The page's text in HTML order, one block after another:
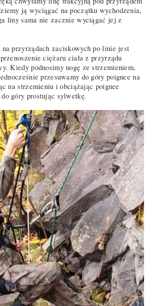
ją wyciągać na początku wychodzenia,
liny sama nie zacznie wyciągać jej z
przyrządach zaciskowych po linie jest
ciężaru ciała z przyrządu
Kiedy podnosimy nogę ze strzemieniem,
przesuwamy do góry poignee na
na strzemieniu i obciążając poignee
góry prostując sylwetkę.